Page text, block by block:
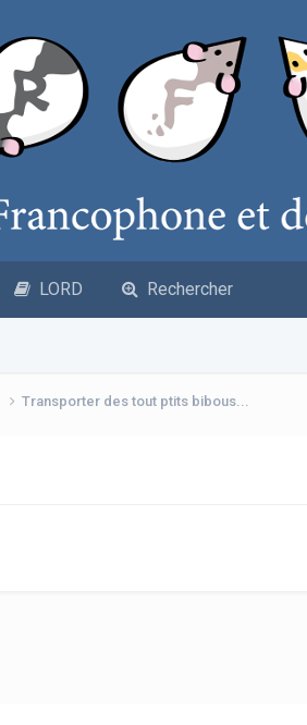
LORD Rechercher
Transporter des tout ptits bibous...